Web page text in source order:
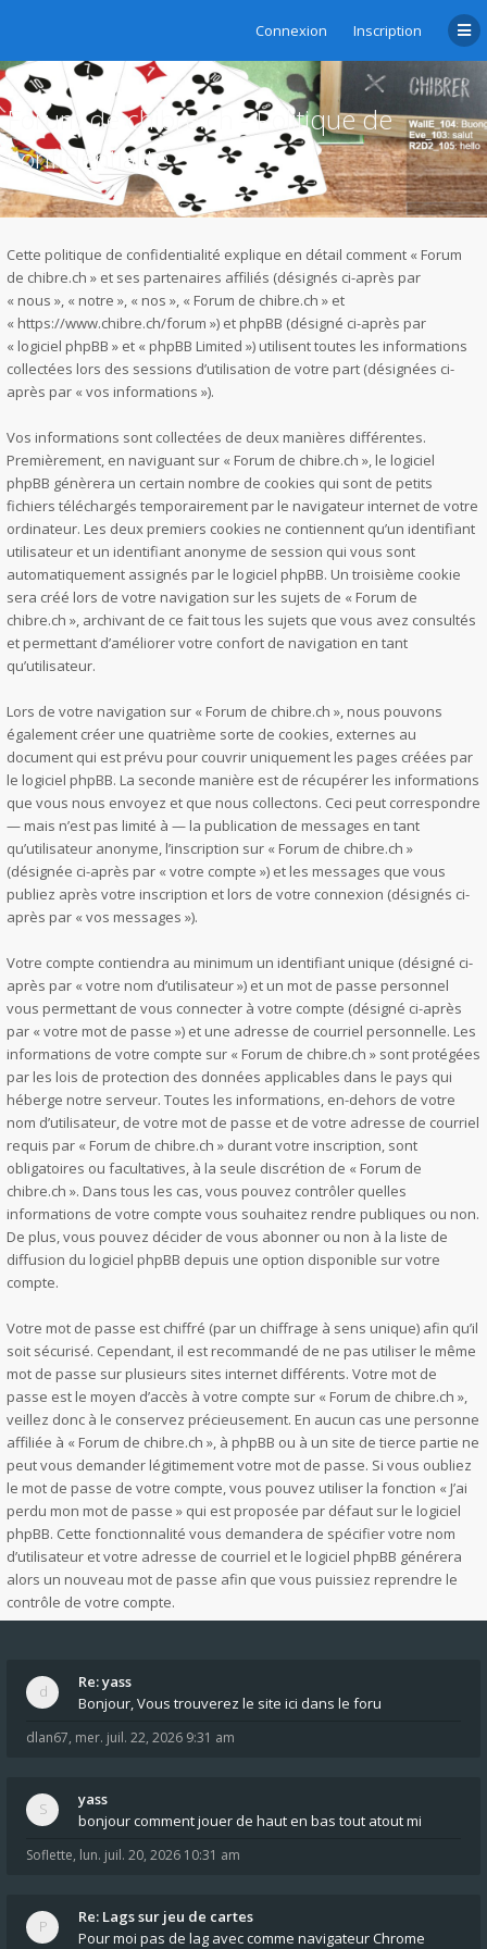
Connexion Inscription
Forum de chibre.ch - Politique de
confidentialité
Cette politique de confidentialité explique en détail comment « Forum
de chibre.ch » et ses partenaires affiliés (désignés ci-après par
« nous », « notre », « nos », « Forum de chibre.ch » et
« https://www.chibre.ch/forum ») et phpBB (désigné ci-après par
« logiciel phpBB » et « phpBB Limited ») utilisent toutes les informations
collectées lors des sessions d’utilisation de votre part (désignées ci-
après par « vos informations »).
Vos informations sont collectées de deux manières différentes.
Premièrement, en naviguant sur « Forum de chibre.ch », le logiciel
phpBB génèrera un certain nombre de cookies qui sont de petits
fichiers téléchargés temporairement par le navigateur internet de votre
ordinateur. Les deux premiers cookies ne contiennent qu’un identifiant
utilisateur et un identifiant anonyme de session qui vous sont
automatiquement assignés par le logiciel phpBB. Un troisième cookie
sera créé lors de votre navigation sur les sujets de « Forum de
chibre.ch », archivant de ce fait tous les sujets que vous avez consultés
et permettant d’améliorer votre confort de navigation en tant
qu’utilisateur.
Lors de votre navigation sur « Forum de chibre.ch », nous pouvons
également créer une quatrième sorte de cookies, externes au
document qui est prévu pour couvrir uniquement les pages créées par
le logiciel phpBB. La seconde manière est de récupérer les informations
que vous nous envoyez et que nous collectons. Ceci peut correspondre
— mais n’est pas limité à — la publication de messages en tant
qu’utilisateur anonyme, l’inscription sur « Forum de chibre.ch »
(désignée ci-après par « votre compte ») et les messages que vous
publiez après votre inscription et lors de votre connexion (désignés ci-
après par « vos messages »).
Votre compte contiendra au minimum un identifiant unique (désigné ci-
après par « votre nom d’utilisateur ») et un mot de passe personnel
vous permettant de vous connecter à votre compte (désigné ci-après
par « votre mot de passe ») et une adresse de courriel personnelle. Les
informations de votre compte sur « Forum de chibre.ch » sont protégées
par les lois de protection des données applicables dans le pays qui
héberge notre serveur. Toutes les informations, en-dehors de votre
nom d’utilisateur, de votre mot de passe et de votre adresse de courriel
requis par « Forum de chibre.ch » durant votre inscription, sont
obligatoires ou facultatives, à la seule discrétion de « Forum de
chibre.ch ». Dans tous les cas, vous pouvez contrôler quelles
informations de votre compte vous souhaitez rendre publiques ou non.
De plus, vous pouvez décider de vous abonner ou non à la liste de
diffusion du logiciel phpBB depuis une option disponible sur votre
compte.
Votre mot de passe est chiffré (par un chiffrage à sens unique) afin qu’il
soit sécurisé. Cependant, il est recommandé de ne pas utiliser le même
mot de passe sur plusieurs sites internet différents. Votre mot de
passe est le moyen d’accès à votre compte sur « Forum de chibre.ch »,
veillez donc à le conservez précieusement. En aucun cas une personne
affiliée à « Forum de chibre.ch », à phpBB ou à un site de tierce partie ne
peut vous demander légitimement votre mot de passe. Si vous oubliez
le mot de passe de votre compte, vous pouvez utiliser la fonction « J’ai
perdu mon mot de passe » qui est proposée par défaut sur le logiciel
phpBB. Cette fonctionnalité vous demandera de spécifier votre nom
d’utilisateur et votre adresse de courriel et le logiciel phpBB générera
alors un nouveau mot de passe afin que vous puissiez reprendre le
contrôle de votre compte.
Re: yass
Bonjour, Vous trouverez le site ici dans le foru
dlan67, mer. juil. 22, 2026 9:31 am
yass
bonjour comment jouer de haut en bas tout atout mi
Soflette, lun. juil. 20, 2026 10:31 am
Re: Lags sur jeu de cartes
Pour moi pas de lag avec comme navigateur Chrome